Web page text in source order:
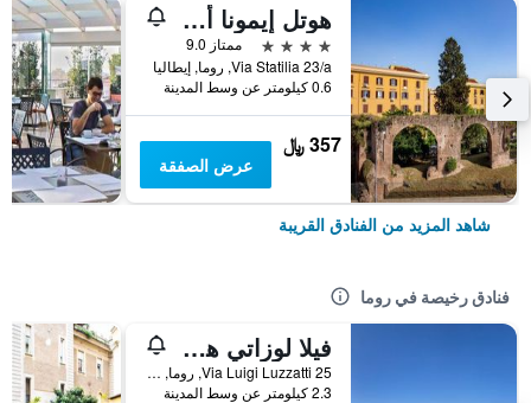
هوتل إيمونا أكواإيداكتس
4 نجوم
ممتاز 9.0
Via Statilia 23/a, روما, إيطاليا
0.6 كيلومتر عن وسط المدينة
357 ﷼
عرض الصفقة
شاهد المزيد من الفنادق القريبة
فنادق رخيصة في روما
فيلا لوزاتي هوستل
25 Via Luigi Luzzatti, روما, إيطاليا
2.3 كيلومتر عن وسط المدينة